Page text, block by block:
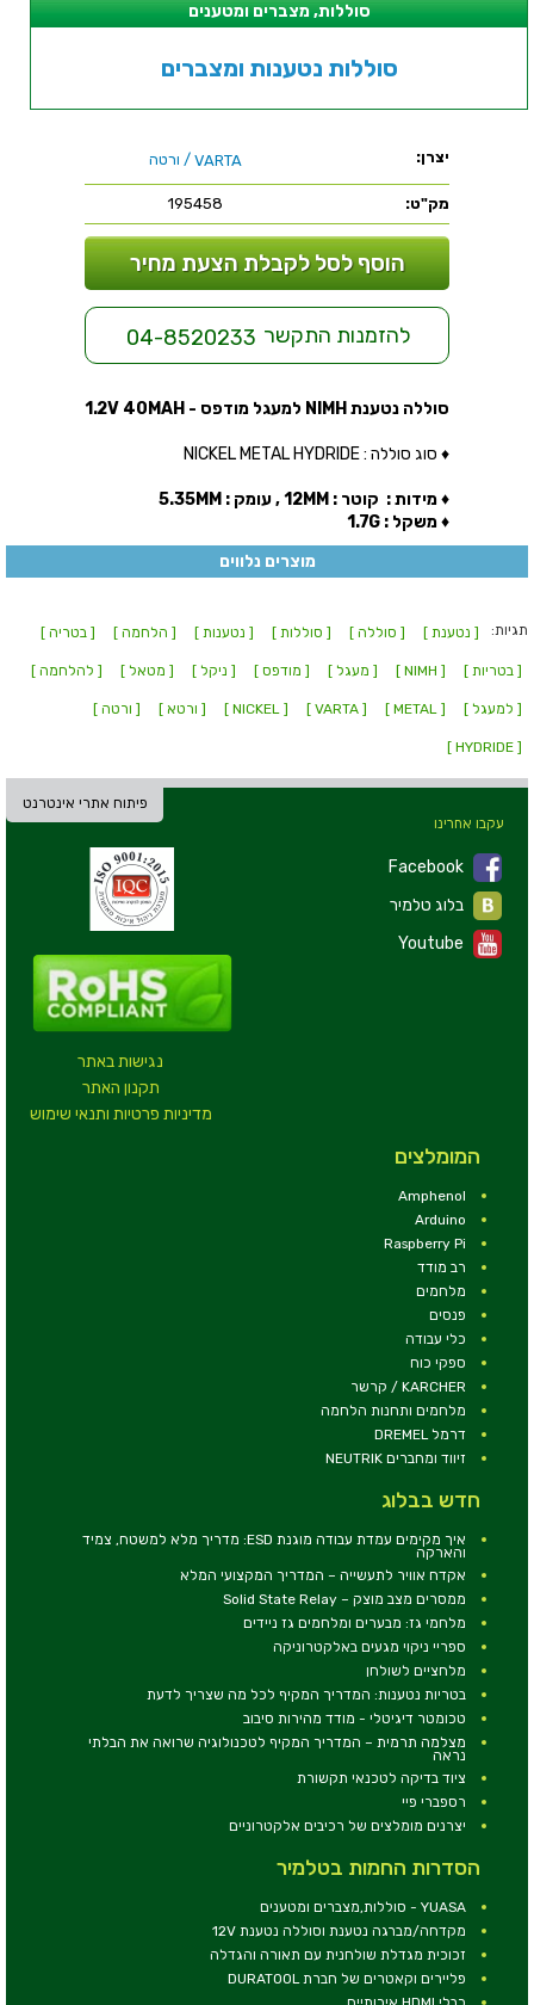
סוללות, מצברים ומטענים
סוללות נטענות ומצברים
יצרן: VARTA / ורטה
מק"ט: 195458
הוסף לסל לקבלת הצעת מחיר
להזמנות התקשר 04-8520233
סוללה נטענת NIMH למעגל מודפס - 1.2V 40MAH
♦ סוג סוללה : NICKEL METAL HYDRIDE
♦ מידות : קוטר : 12MM , עומק : 5.35MM
♦ משקל : 1.7G
מוצרים נלווים
תגיות: [ נטענת ] [ סוללה ] [ סוללות ] [ נטענות ] [ הלחמה ] [ בטריה ]
[ בטריות ] [ NIMH ] [ מעגל ] [ מודפס ] [ ניקל ] [ מטאל ] [ להלחמה ]
[ למעגל ] [ METAL ]
[ VARTA ]
[ NICKEL ] [ ורטא ] [ ורטה ]
[ HYDRIDE ]
פיתוח אתרי אינטרנט
נגישות באתר
תקנון האתר
מדיניות פרטיות ותנאי שימוש
עקבו אחרינו
Facebook
Youtube
המומלצים
Amphenol
Arduino
Raspberry Pi
רב מודד
מלחמים
פנסים
כלי עבודה
ספקי כוח
KARCHER / קרשר
מלחמים ותחנות הלחמה
דרמל DREMEL
זיווד ומחברים NEUTRIK
חדש בבלוג
איך מקימים עמדת עבודה מוגנת ESD: מדריך מלא למשטח, צמיד
והארקה
אקדח אוויר לתעשייה – המדריך המקצועי המלא
ממסרים מצב מוצק – Solid State Relay
מלחמי גז: מבערים ומלחמים גז ניידים
ספריי ניקוי מגעים באלקטרוניקה
מלחציים לשולחן
בטריות נטענות: המדריך המקיף לכל מה שצריך לדעת
טכומטר דיגיטלי - מודד מהירות סיבוב
מצלמה תרמית – המדריך המקיף לטכנולוגיה שרואה את הבלתי
נראה
ציוד בדיקה לטכנאי תקשורת
רספברי פיי
יצרנים מומלצים של רכיבים אלקטרוניים
הסדרות החמות בטלמיר
YUASA - סוללות,מצברים ומטענים
מקדחה/מברגה נטענת וסוללה נטענת 12V
זכוכית מגדלת שולחנית עם תאורה והגדלה
פליירים וקאטרים של חברת DURATOOL